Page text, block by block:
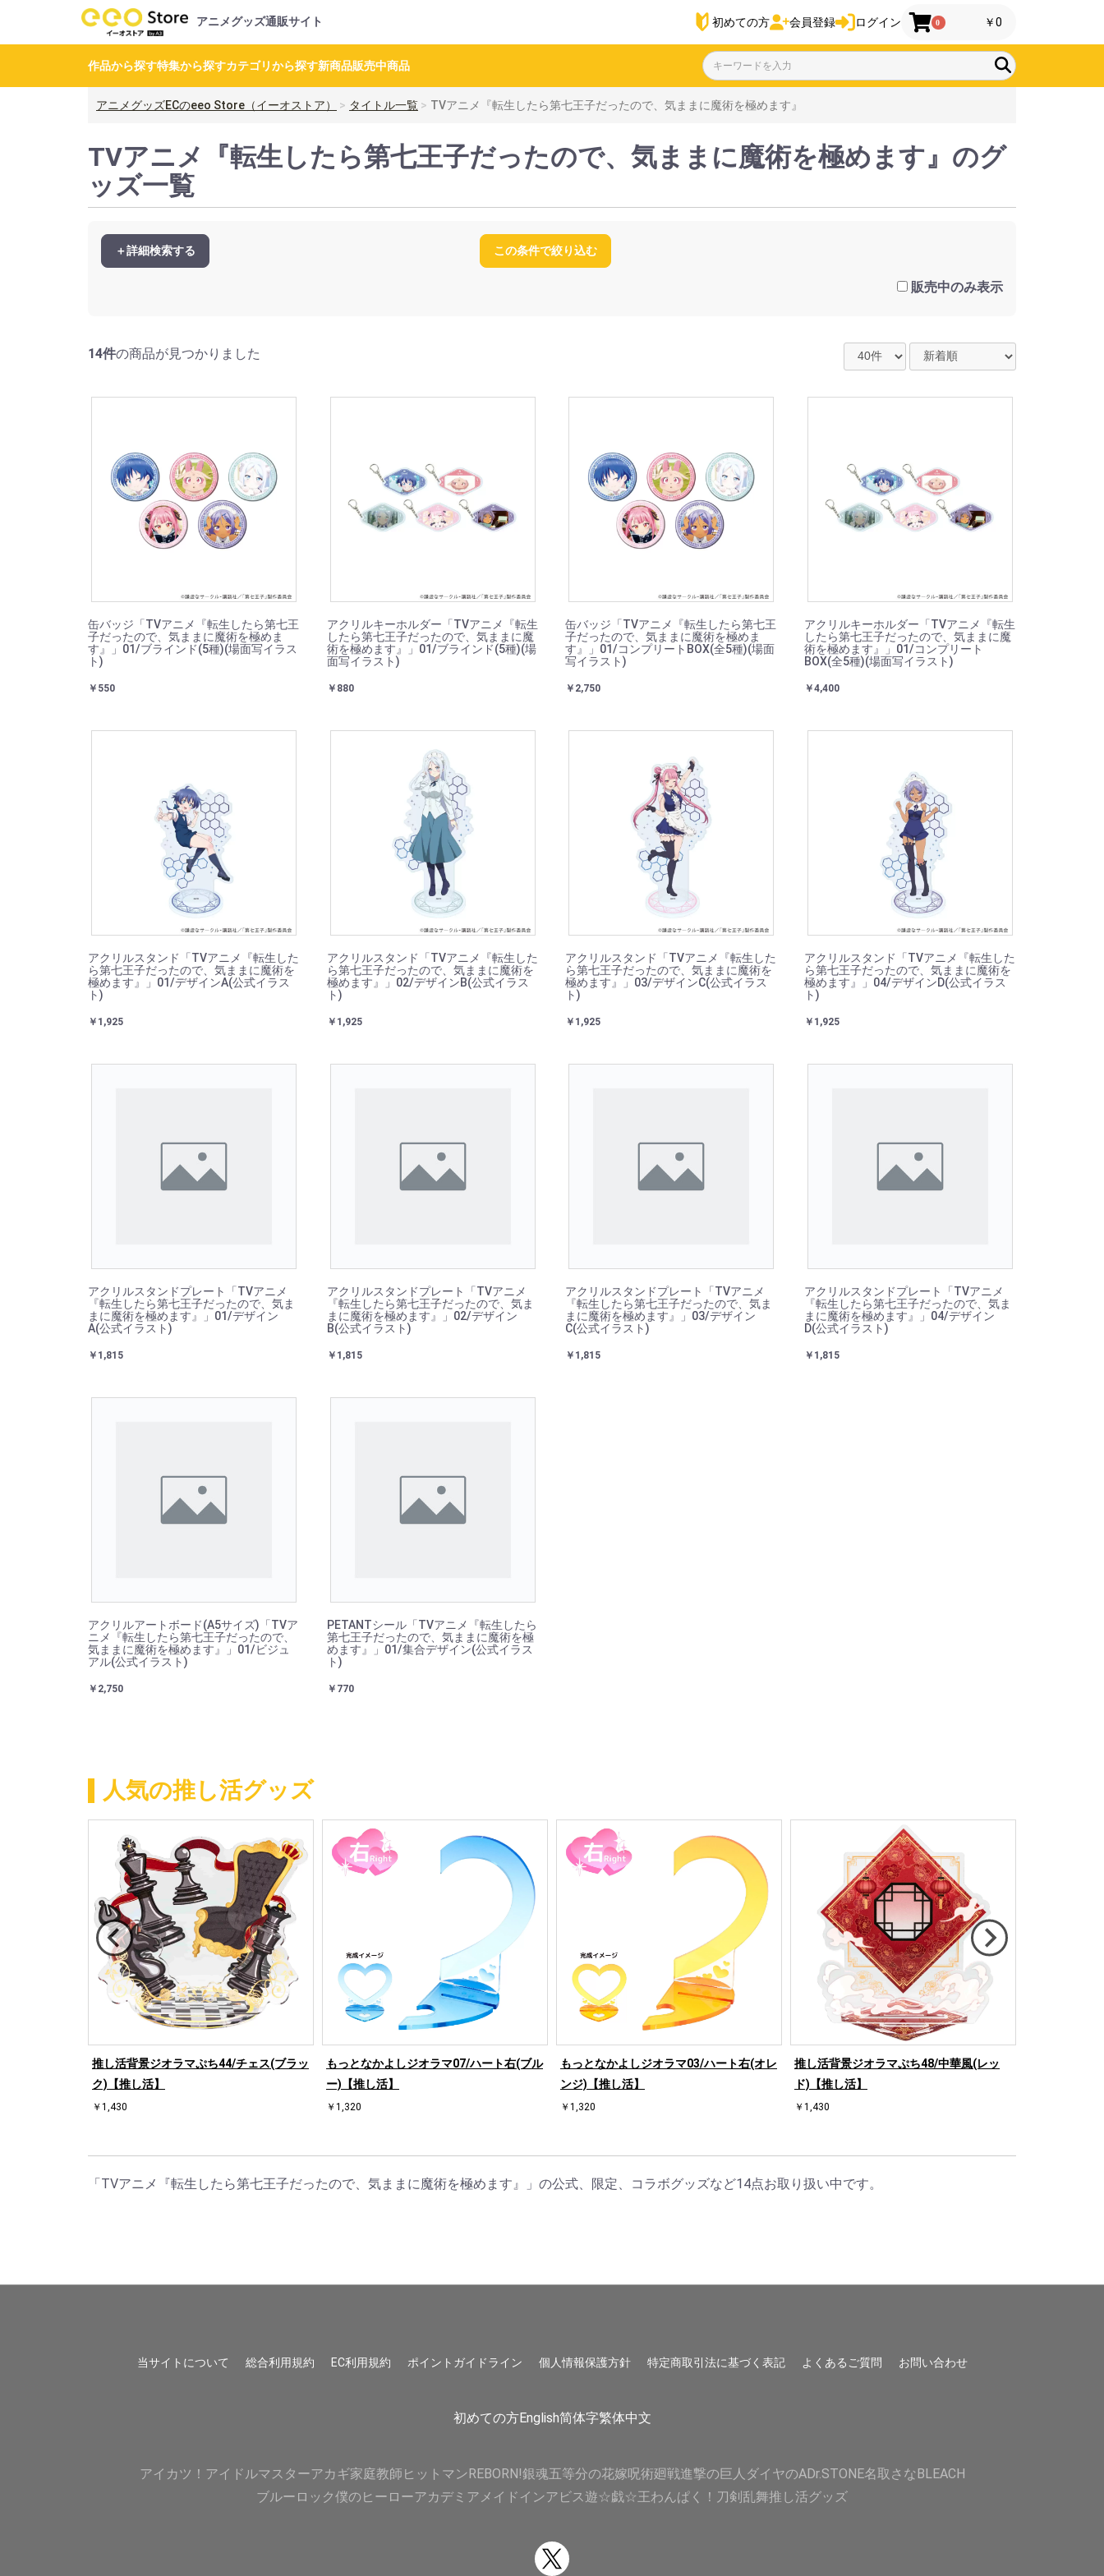
アニメグッズ通販サイト 初めての方 会員登録 ログイン 0 ￥0
作品から探す特集から探すカテゴリから探す新商品販売中商品
アニメグッズECのeeo Store（イーオストア） タイトル一覧 TVアニメ『転生したら第七王子だったので、気ままに魔術を極めます』
TVアニメ『転生したら第七王子だったので、気ままに魔術を極めます』のグ
ッズ一覧
＋詳細検索する この条件で絞り込む
販売中のみ表示
14件の商品が見つかりました
缶バッジ「TVアニメ『転生したら第七王
子だったので、気ままに魔術を極めま
す』」01/ブラインド(5種)(場面写イラス
ト)
￥550
アクリルキーホルダー「TVアニメ『転生
したら第七王子だったので、気ままに魔
術を極めます』」01/ブラインド(5種)(場
面写イラスト)
￥880
缶バッジ「TVアニメ『転生したら第七王
子だったので、気ままに魔術を極めま
す』」01/コンプリートBOX(全5種)(場面
写イラスト)
￥2,750
アクリルキーホルダー「TVアニメ『転生
したら第七王子だったので、気ままに魔
術を極めます』」01/コンプリート
BOX(全5種)(場面写イラスト)
￥4,400
アクリルスタンド「TVアニメ『転生した
ら第七王子だったので、気ままに魔術を
極めます』」01/デザインA(公式イラス
ト)
￥1,925
アクリルスタンド「TVアニメ『転生した
ら第七王子だったので、気ままに魔術を
極めます』」02/デザインB(公式イラス
ト)
￥1,925
アクリルスタンド「TVアニメ『転生した
ら第七王子だったので、気ままに魔術を
極めます』」03/デザインC(公式イラス
ト)
￥1,925
アクリルスタンド「TVアニメ『転生した
ら第七王子だったので、気ままに魔術を
極めます』」04/デザインD(公式イラス
ト)
￥1,925
アクリルスタンドプレート「TVアニメ
『転生したら第七王子だったので、気ま
まに魔術を極めます』」01/デザイン
A(公式イラスト)
￥1,815
アクリルスタンドプレート「TVアニメ
『転生したら第七王子だったので、気ま
まに魔術を極めます』」02/デザイン
B(公式イラスト)
￥1,815
アクリルスタンドプレート「TVアニメ
『転生したら第七王子だったので、気ま
まに魔術を極めます』」03/デザイン
C(公式イラスト)
￥1,815
アクリルスタンドプレート「TVアニメ
『転生したら第七王子だったので、気ま
まに魔術を極めます』」04/デザイン
D(公式イラスト)
￥1,815
アクリルアートボード(A5サイズ)「TVア
ニメ『転生したら第七王子だったので、
気ままに魔術を極めます』」01/ビジュ
アル(公式イラスト)
￥2,750
PETANTシール「TVアニメ『転生したら
第七王子だったので、気ままに魔術を極
めます』」01/集合デザイン(公式イラス
ト)
￥770
人気の推し活グッズ
推し活背景ジオラマぷち44/チェス(ブラッ
ク)【推し活】
￥1,430
もっとなかよしジオラマ07/ハート右(ブル
ー)【推し活】
￥1,320
もっとなかよしジオラマ03/ハート右(オレ
ンジ)【推し活】
￥1,320
推し活背景ジオラマぷち48/中華風(レッ
ド)【推し活】
￥1,430
「TVアニメ『転生したら第七王子だったので、気ままに魔術を極めます』」の公式、限定、コラボグッズなど14点お取り扱い中です。
当サイトについて 総合利用規約 EC利用規約 ポイントガイドライン 個人情報保護方針 特定商取引法に基づく表記 よくあるご質問 お問い合わせ
初めての方English简体字繁体中文
アイカツ！ アイドルマスターアカギ家庭教師ヒットマンREBORN!銀魂五等分の花嫁呪術廻戦進撃の巨人 ダイヤのADr.STONE名取さなBLEACH
ブルーロック僕のヒーローアカデミア メイドインアビス遊☆戯☆王わんぱく！刀剣乱舞推し活グッズ